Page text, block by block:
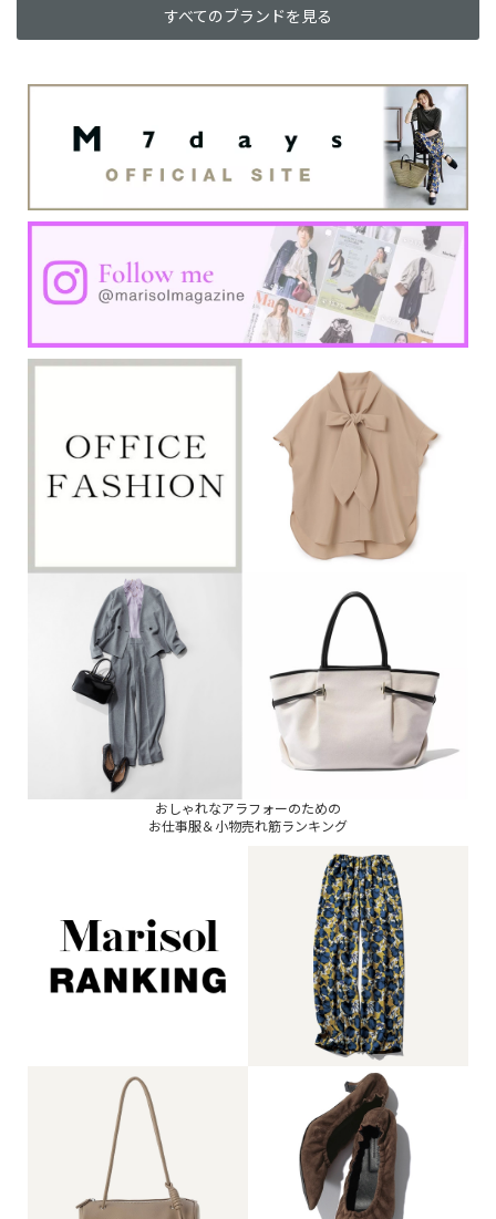
すべてのブランドを見る
おしゃれなアラフォーのための
お仕事服＆小物売れ筋ランキング